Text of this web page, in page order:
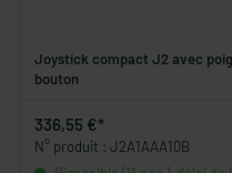
Joystick compact J2 avec
bouton
336,55 €*
N° produit : J2A1AAA10B